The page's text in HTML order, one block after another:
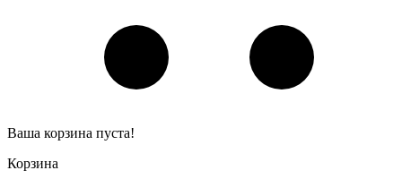
Ваша корзина пуста!
Корзина